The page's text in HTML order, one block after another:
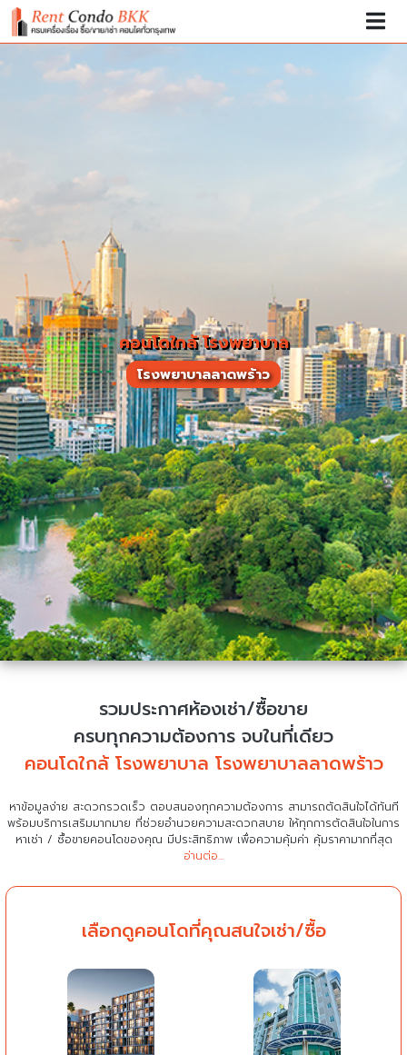
คอนโดใกล้ โรงพยาบาล
โรงพยาบาลลาดพร้าว
รวมประกาศห้องเช่า/ซื้อขาย
ครบทุกความต้องการ จบในที่เดียว
คอนโดใกล้ โรงพยาบาล โรงพยาบาลลาดพร้าว
หาข้อมูลง่าย สะดวกรวดเร็ว ตอบสนองทุกความต้องการ สามารถตัดสินใจได้ทันที
พร้อมบริการเสริมมากมาย ที่ช่วยอำนวยความสะดวกสบาย ให้ทุกการตัดสินใจในการ
หาเช่า / ซื้อขายคอนโดของคุณ มีประสิทธิภาพ เพื่อความคุ้มค่า คุ้มราคามากที่สุด
อ่านต่อ...
เลือกดูคอนโดที่คุณสนใจเช่า/ซื้อ